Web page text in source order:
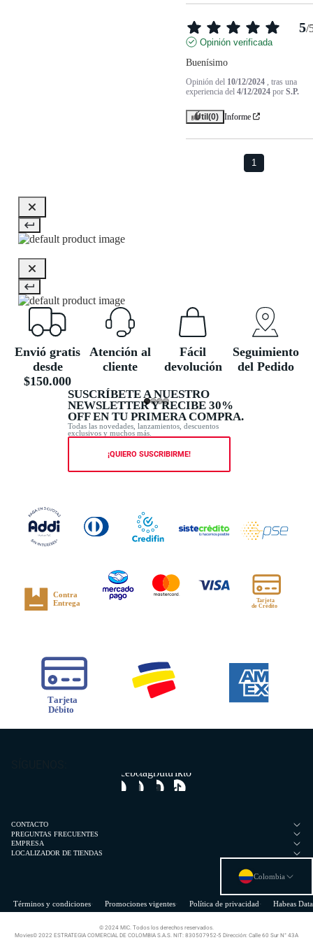
5/
Opinión verificada
Buenísimo
Opinión del 10/12/2024
, tras una
experiencia del4/12/2024 porS.P.
Útil(0) Informe
1
Envió gratis
desde
$150.000
Atención al
cliente
Fácil
devolución
Seguimiento
del Pedido
SUSCRÍBETE A NUESTRO
NEWSLETTER Y RECIBE 30%
OFF EN TU PRIMERA COMPRA.
Todas las novedades, lanzamientos, descuentos
exclusivos y muchos más.
¡QUIERO SUSCRIBIRME!
Facebook
Instagram
Youtube
Tiktok
CONTACTO
PREGUNTAS FRECUENTES
EMPRESA
LOCALIZADOR DE TIENDAS
Términos y condiciones Promociones vigentes Política de privacidad Habeas Data
Colombia
© 2024 MIC. Todos los derechos reservados.
Movies© 2022 ESTRATEGIA COMERCIAL DE COLOMBIA S.A.S. NIT: 830507952-5 Dirección: Calle 60 Sur N° 43A